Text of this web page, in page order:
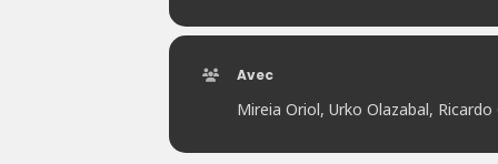
Avec
Mireia Oriol, Urko Olazabal, Ricardo